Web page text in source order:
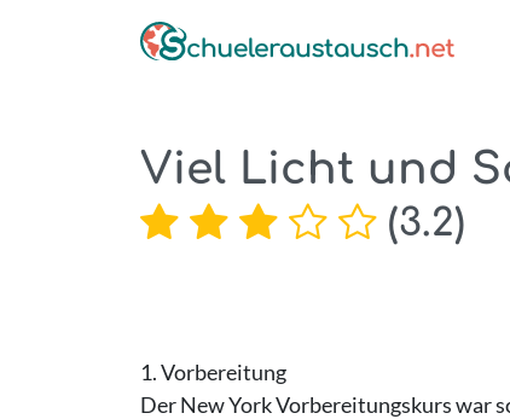
Viel Licht und
(3.2)
1. Vorbereitung
Der New York Vorbereitungskurs war